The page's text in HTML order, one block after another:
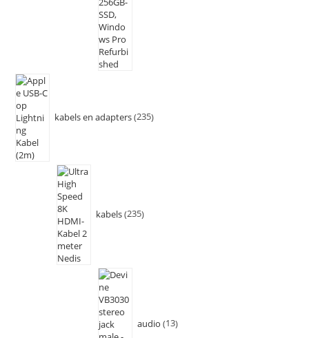
kabels en adapters 235
kabels 235
audio 13